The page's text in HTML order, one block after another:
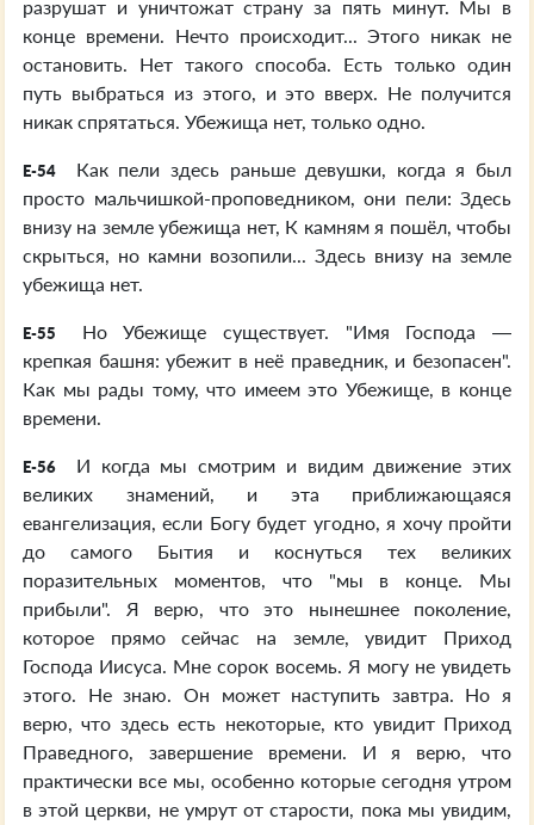
разрушат и уничтожат страну за пять минут. Мы в
конце времени. Нечто происходит... Этого никак не
остановить. Нет такого способа. Есть только один
путь выбраться из этого, и это вверх. Не получится
никак спрятаться. Убежища нет, только одно.
E-54
Как пели здесь раньше девушки, когда я был
просто мальчишкой-проповедником, они пели: Здесь
внизу на земле убежища нет, К камням я пошёл, чтобы
скрыться, но камни возопили... Здесь внизу на земле
убежища нет.
E-55
Но Убежище существует. "Имя Господа —
крепкая башня: убежит в неё праведник, и безопасен".
Как мы рады тому, что имеем это Убежище, в конце
времени.
E-56
И когда мы смотрим и видим движение этих
великих знамений, и эта приближающаяся
евангелизация, если Богу будет угодно, я хочу пройти
до самого Бытия и коснуться тех великих
поразительных моментов, что "мы в конце. Мы
прибыли". Я верю, что это нынешнее поколение,
которое прямо сейчас на земле, увидит Приход
Господа Иисуса. Мне сорок восемь. Я могу не увидеть
этого. Не знаю. Он может наступить завтра. Но я
верю, что здесь есть некоторые, кто увидит Приход
Праведного, завершение времени. И я верю, что
практически все мы, особенно которые сегодня утром
в этой церкви, не умрут от старости, пока мы увидим,